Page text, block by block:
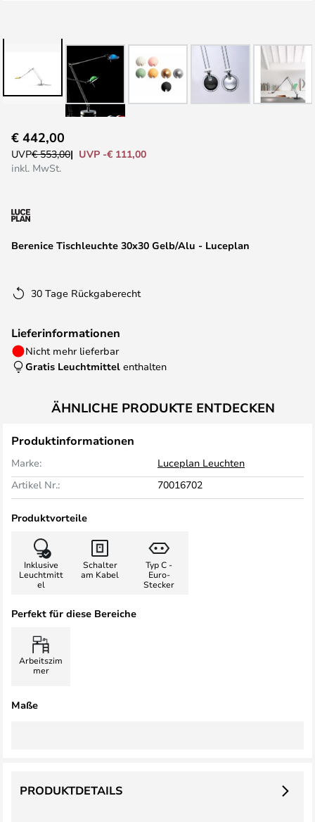
Anfang
der
Berenice Tischleuchte 30x30 Gelb/Alu - Luceplan
€ 442,00
UVP€ 553,00
UVP -€ 111,00
inkl. MwSt.
30 Tage Rückgaberecht
Lieferinformationen
Nicht mehr lieferbar
Gratis Leuchtmittel enthalten
ÄHNLICHE PRODUKTE ENTDECKEN
Produktinformationen
Marke:
Luceplan Leuchten
Artikel Nr.:
70016702
Produktvorteile
Inklusive
Leuchtmitt
el
Schalter
am Kabel
Typ C -
Euro-
Stecker
Perfekt für diese Bereiche
Arbeitszim
mer
Maße
PRODUKTDETAILS